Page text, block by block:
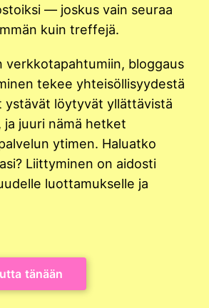
— joskus vain seuraa
kuin treffejä.
verkkotapahtumiin, bloggaus
tekee yhteisöllisyydestä
ystävät löytyvät yllättävistä
ja juuri nämä hetket
ytimen. Haluatko
Liittyminen on aidosti
luottamukselle ja
tänään